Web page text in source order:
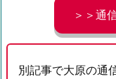
＞＞通
別記事で大原の通